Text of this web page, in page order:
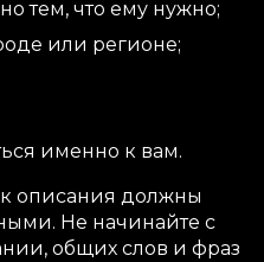
тем, что ему нужно;
или регионе;
именно к вам.
описания должны
Не начинайте с
общих слов и фраз